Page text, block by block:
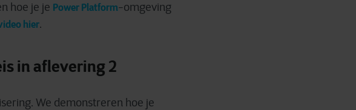
hoe je je Power Platform-omgeving
hier.
in aflevering 2
We demonstreren hoe je